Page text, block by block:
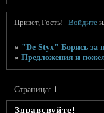
Привет, Гость! Войдите
» "De Styx" Борись за
»Предложения и
Здравсвуйте!
Страница: 1